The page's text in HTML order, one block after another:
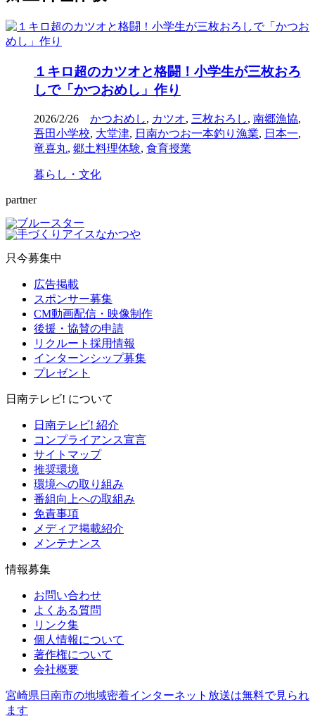
１キロ超のカツオと格闘！小学生が三枚おろ
しで「かつおめし」作り
2026/2/26 かつおめし, カツオ, 三枚おろし, 南郷漁協,
吾田小学校, 大堂津, 日南かつお一本釣り漁業, 日本一,
竜喜丸, 郷土料理体験, 食育授業
暮らし・文化
partner
只今募集中
広告掲載
スポンサー募集
CM動画配信・映像制作
後援・協賛の申請
リクルート採用情報
インターンシップ募集
プレゼント
日南テレビ! について
日南テレビ! 紹介
コンプライアンス宣言
サイトマップ
推奨環境
環境への取り組み
番組向上への取組み
免責事項
メディア掲載紹介
メンテナンス
情報募集
お問い合わせ
よくある質問
リンク集
個人情報について
著作権について
会社概要
宮崎県日南市の地域密着インターネット放送は無料で見られ
ます